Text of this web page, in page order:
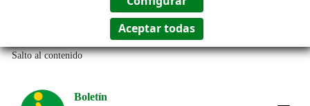
Salto al contenido
Boletín